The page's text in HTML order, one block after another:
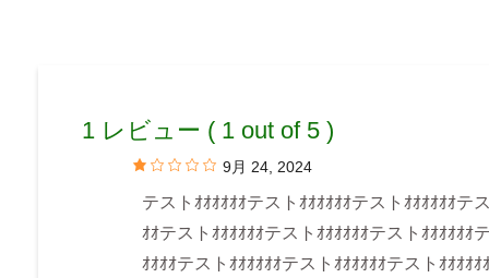
1 レビュー ( 1 out of 5 )
9月 24, 2024
テストｵｵｵｵｵｵテストｵｵｵｵｵｵテストｵｵｵｵｵｵテストｵｵｵｵｵｵテストｵｵｵｵｵｵテストｵｵｵｵｵｵテストｵｵｵｵｵｵテストｵｵｵｵｵｵテストｵｵｵｵｵｵテストｵｵｵｵｵｵテストｵｵｵｵｵｵテストｵｵｵｵｵｵテストｵｵｵｵｵｵテストｵｵｵｵｵｵテストｵｵｵｵｵｵテストｵｵｵｵｵｵテストｵｵｵｵｵｵテストｵｵｵｵｵｵテストｵｵｵｵｵｵテストｵｵｵｵｵｵテストｵｵｵｵｵｵテストｵｵｵｵｵｵテストｵｵｵｵｵｵテストｵｵｵｵｵｵテストｵｵｵｵｵｵテストｵｵｵｵｵｵテストｵｵｵｵｵｵテストｵｵｵｵｵｵテストｵｵｵｵｵｵテストｵｵｵｵｵｵテストｵｵｵｵｵｵテストｵｵｵｵｵｵテストｵｵｵｵｵｵテストｵｵｵｵｵｵテストｵｵｵｵｵｵテストｵｵｵｵｵｵテストｵｵｵｵｵｵテストｵｵｵｵｵｵテストｵｵｵｵｵｵテストｵｵｵｵｵｵテストｵｵｵｵｵｵテストｵｵｵｵｵｵテストｵｵｵｵｵｵテストｵｵｵｵｵｵテストｵｵｵｵｵｵテストｵｵｵｵｵｵテストｵｵｵｵｵｵテストｵｵｵｵｵｵテストｵｵｵｵｵｵテストｵｵｵｵｵｵテストｵｵｵｵｵｵテストｵｵｵｵｵｵテストｵｵｵｵｵｵテストｵｵｵｵｵｵテストｵｵｵｵｵｵテストｵｵｵｵｵｵテストｵｵｵｵｵｵテストｵｵｵｵｵｵテストｵｵｵｵｵｵテストｵｵｵｵｵｵテストｵｵｵｵｵｵテストｵｵｵｵｵｵテストｵｵｵｵｵｵテストｵｵｵｵｵｵテストｵｵｵｵｵｵテストｵｵｵｵｵｵテストｵｵｵｵｵｵテストｵｵｵｵｵｵテストｵｵｵｵｵｵテストｵｵｵｵｵｵテストｵｵｵｵｵｵテストｵｵｵｵｵｵテストｵｵｵｵｵｵテストｵｵｵｵｵｵテストｵｵｵｵｵｵテストｵｵｵｵｵｵテストｵｵｵｵｵｵテストｵｵｵｵｵｵテストｵｵｵｵｵｵテストｵｵｵｵｵｵテストｵｵｵｵｵｵテストｵｵｵｵｵｵテストｵｵｵｵｵｵテストｵｵｵｵｵｵテストｵｵｵｵｵｵテストｵｵｵｵｵｵテストｵｵｵｵｵｵテストｵｵｵｵｵｵテストｵｵｵｵｵｵテストｵｵｵｵｵｵテストｵｵｵｵｵｵテストｵｵｵｵｵｵテストｵｵｵｵｵｵテストｵｵｵｵｵｵテストｵｵｵｵｵｵテストｵｵｵｵｵｵテストｵｵｵｵｵｵテストｵｵｵｵｵｵテストｵｵｵｵｵｵテストｵｵｵｵｵｵテストｵｵｵｵｵｵテストｵｵｵｵｵｵテストｵｵｵｵｵｵテストｵｵｵｵｵｵテストｵｵｵｵｵｵテストｵｵｵｵｵｵテストｵｵｵｵｵｵテストｵｵｵｵｵｵテストｵｵｵｵｵｵテストｵｵｵｵｵｵテストｵｵｵｵｵｵテストｵｵｵｵｵｵテストｵｵｵｵｵｵテストｵｵｵｵｵｵテストｵｵｵｵｵｵテストｵｵｵｵｵｵテストｵｵｵｵｵｵテストｵｵｵｵｵｵテストｵｵｵｵｵｵテストｵｵｵｵｵｵテストｵｵｵｵｵｵテストｵｵｵｵｵｵテストｵｵｵｵｵｵテストｵｵｵｵｵｵテストｵｵｵｵｵｵテストｵｵｵｵｵｵテストｵｵｵｵｵｵテストｵｵｵｵｵｵテストｵｵｵｵｵｵテストｵｵｵｵｵｵテストｵｵｵｵｵｵテストｵｵｵｵｵｵテストｵｵｵｵｵｵテストｵｵｵｵｵｵテストｵｵｵｵｵｵテストｵｵｵｵｵｵテストｵｵｵｵｵｵテストｵｵｵｵｵｵテストｵｵｵｵｵｵテストｵｵｵｵｵｵテストｵｵｵｵｵｵテストｵｵｵｵｵｵテストｵｵｵｵｵｵテストｵｵｵｵｵｵテストｵｵｵｵｵｵテストｵｵｵｵｵｵテストｵｵｵｵｵｵテストｵｵｵｵｵｵテストｵｵｵｵｵｵテストｵｵｵｵｵｵテストｵｵｵｵｵｵテストｵｵｵｵｵｵテストｵｵｵｵｵｵテストｵｵｵｵｵｵテストｵｵｵｵｵｵテストｵｵｵｵｵｵテストｵｵｵｵｵｵテストｵｵｵｵｵｵテストｵｵｵｵｵｵテストｵｵｵｵｵｵテストｵｵｵｵｵｵテストｵｵｵｵｵｵテストｵｵｵｵｵｵテストｵｵｵｵｵｵテストｵｵｵｵｵｵテストｵｵｵｵｵｵテストｵｵｵｵｵｵテストｵｵｵｵｵｵテストｵｵｵｵｵｵテストｵｵｵｵｵｵテストｵｵｵｵｵｵテストｵｵｵｵｵｵテストｵｵｵｵｵｵテストｵｵｵｵｵｵテストｵｵｵｵｵｵテストｵｵｵｵｵｵテストｵｵｵｵｵｵテストｵｵｵｵｵｵテストｵｵｵｵｵｵテストｵｵｵｵｵｵテストｵｵｵｵｵｵテストｵｵｵｵｵｵテストｵｵｵｵｵｵテストｵｵｵｵｵｵテストｵｵｵｵｵｵテストｵｵｵｵｵｵテストｵｵｵｵｵｵテストｵｵｵｵｵｵテストｵｵｵｵｵｵテストｵｵｵｵｵｵテストｵｵｵｵｵｵテストｵｵｵｵｵｵテストｵｵｵｵｵｵテストｵｵｵｵｵｵテストｵｵｵｵｵｵテストｵｵｵｵｵｵテストｵｵｵｵｵｵテストｵｵｵｵｵｵテストｵｵｵｵｵｵテストｵｵｵｵｵｵテストｵｵｵｵｵｵテストｵｵｵｵｵｵテストｵｵｵｵｵｵテストｵｵｵｵｵｵテストｵｵｵｵｵｵテストｵｵｵｵｵｵテストｵｵｵｵｵｵテストｵｵｵｵｵｵテストｵｵｵｵｵｵテストｵｵｵｵｵｵテストｵｵｵｵｵｵテストｵｵｵｵｵｵテストｵｵｵｵｵｵテストｵｵｵｵｵｵテストｵｵｵｵｵｵテストｵｵｵｵｵｵテストｵｵｵｵｵｵテストｵｵｵｵｵｵテストｵｵｵｵｵｵテストｵｵｵｵｵｵテストｵｵｵｵｵｵテストｵｵｵｵｵｵテストｵｵｵｵｵｵテストｵｵｵｵｵｵテストｵｵｵｵｵｵテストｵｵｵｵｵｵテストｵｵｵｵｵｵテストｵｵｵｵｵｵテストｵｵｵｵｵｵテストｵｵｵｵｵｵテストｵｵｵｵｵｵテストｵｵｵｵｵｵテストｵｵｵｵｵｵテストｵｵｵｵｵｵテストｵｵｵｵｵｵテストｵｵｵｵｵｵテストｵｵｵｵｵｵテストｵｵｵｵｵｵテストｵｵｵｵｵｵテストｵｵｵｵｵｵテストｵｵｵｵｵｵテストｵｵｵｵｵｵテストｵｵｵｵｵｵテストｵｵｵｵｵｵテストｵｵｵｵｵｵテストｵｵｵｵｵｵテストｵｵｵｵｵｵテストｵｵｵｵｵｵテストｵｵｵｵｵｵテストｵｵｵｵｵｵテストｵｵｵｵｵｵテストｵｵｵｵｵｵテストｵｵｵｵｵｵテストｵｵｵｵｵｵテストｵｵｵｵｵｵテストｵｵｵｵｵｵテストｵｵｵｵｵｵテストｵｵｵｵｵｵテストｵｵｵｵｵｵテストｵｵｵｵｵｵテストｵｵｵｵｵｵテストｵｵｵｵｵｵテストｵｵｵｵｵｵテストｵｵｵｵｵｵテストｵｵｵｵｵｵテストｵｵｵｵｵｵテストｵｵｵｵｵｵテストｵｵｵｵｵｵテストｵｵｵｵｵｵテストｵｵｵｵｵｵテストｵｵｵｵｵｵテストｵｵｵｵｵｵテストｵｵｵｵｵｵテストｵｵｵｵｵｵテストｵｵｵｵｵｵテストｵｵｵｵｵｵテストｵｵｵｵｵｵテストｵｵｵｵｵｵテストｵｵｵｵｵｵテストｵｵｵｵｵｵテストｵｵｵｵｵｵテストｵｵｵｵｵｵテストｵｵｵｵｵｵテストｵｵｵｵｵｵテストｵｵｵｵｵｵテストｵｵｵｵｵｵテストｵｵｵｵｵｵテストｵｵｵｵｵｵテストｵｵｵｵｵｵテストｵｵｵｵｵｵテストｵｵｵｵｵｵテストｵｵｵｵｵｵテストｵｵｵｵｵｵテストｵｵｵｵｵｵテストｵｵｵｵｵｵテストｵｵｵｵｵｵテストｵｵｵｵｵｵテストｵｵｵｵｵｵテストｵｵｵｵｵｵテストｵｵｵｵｵｵテストｵｵｵｵｵｵテストｵｵｵｵｵｵテストｵｵｵｵｵｵテストｵｵｵｵｵｵテストｵｵｵｵｵｵテストｵｵｵｵｵｵテストｵｵｵｵｵｵテストｵｵｵｵｵｵテストｵｵｵｵｵｵテストｵｵｵｵｵｵテストｵｵｵｵｵｵテストｵｵｵｵｵｵテストｵｵｵｵｵｵテストｵｵｵｵｵｵテストｵｵｵｵｵｵテストｵｵｵｵｵｵテストｵｵｵｵｵｵテストｵｵｵｵｵｵテストｵｵｵｵｵｵテストｵｵｵｵｵｵテストｵｵｵｵｵｵテストｵｵｵｵｵｵテストｵｵｵｵｵｵテストｵｵｵｵｵｵテストｵｵｵｵｵｵテストｵｵｵｵｵｵテストｵｵｵｵｵｵテストｵｵｵｵｵｵテストｵｵｵｵｵｵテストｵｵｵｵｵｵテストｵｵｵｵｵｵテストｵｵｵｵｵｵテストｵｵｵｵｵｵテストｵｵｵｵｵｵテストｵｵｵｵｵｵテストｵｵｵｵｵｵテストｵｵｵｵｵｵテストｵｵｵｵｵｵテストｵｵｵｵｵｵテストｵｵｵｵｵｵテストｵｵｵｵｵｵテストｵｵｵｵｵｵテストｵｵｵｵｵｵテストｵｵｵｵｵｵテストｵｵｵｵｵｵテストｵｵｵｵｵｵテストｵｵｵｵｵｵテストｵｵｵｵｵｵテストｵｵｵｵｵｵテストｵｵｵｵｵｵテストｵｵｵｵｵｵテストｵｵｵｵｵｵテストｵｵｵｵｵｵテストｵｵｵｵｵｵテストｵｵｵｵｵｵテストｵｵｵｵｵｵテストｵｵｵｵｵｵテストｵｵｵｵｵｵテストｵｵｵｵｵｵテストｵｵｵｵｵｵテストｵｵｵｵｵｵテストｵｵｵｵｵｵテストｵｵｵｵｵｵテストｵｵｵｵｵｵテストｵｵｵｵｵｵテストｵｵｵｵｵｵテストｵｵｵｵｵｵテストｵｵｵｵｵｵテストｵｵｵｵｵｵテストｵｵｵｵｵｵテストｵｵｵｵｵｵテストｵｵｵｵｵｵテストｵｵｵｵｵｵテストｵｵｵｵｵｵテストｵｵｵｵｵｵテストｵｵｵｵｵｵテストｵｵｵｵｵｵテストｵｵｵｵｵｵテストｵｵｵｵｵｵテストｵｵｵｵｵｵテストｵｵｵｵｵｵテストｵｵｵｵｵｵテストｵｵｵｵｵｵテストｵｵｵｵｵｵテストｵｵｵｵｵｵテストｵｵｵｵｵｵテストｵｵｵｵｵｵテストｵｵｵｵｵｵテストｵｵｵｵｵｵテストｵｵｵｵｵｵテストｵｵｵｵｵｵテストｵｵｵｵｵｵテストｵｵｵｵｵｵテストｵｵｵｵｵｵテストｵｵｵｵｵｵテストｵｵｵｵｵｵテストｵｵｵｵｵｵテストｵｵｵｵｵｵテストｵｵｵｵｵｵテストｵｵｵｵｵｵテストｵｵｵｵｵｵテストｵｵｵｵｵｵテストｵｵｵｵｵｵテストｵｵｵｵｵｵテストｵｵｵｵｵｵテストｵｵｵｵｵｵテストｵｵｵｵｵｵテストｵｵｵｵｵｵテストｵｵｵｵｵｵテストｵｵｵｵｵｵテストｵｵｵｵｵｵテストｵｵｵｵｵｵテストｵｵｵｵｵｵテストｵｵｵｵｵｵテストｵｵｵｵｵｵテストｵｵｵｵｵｵテストｵｵｵｵｵｵテストｵｵｵｵｵｵテストｵｵｵｵｵｵテストｵｵｵｵｵｵテストｵｵｵｵｵｵテストｵｵｵｵｵｵテストｵｵｵｵｵｵテストｵｵｵｵｵｵテストｵｵｵｵｵｵテストｵｵｵｵｵｵテストｵｵｵｵｵｵテストｵｵｵｵｵｵテストｵｵｵｵｵｵテストｵｵｵｵｵｵテストｵｵｵｵｵｵテストｵｵｵｵｵｵテストｵｵｵｵｵｵテストｵｵｵｵｵｵテストｵｵｵｵｵｵテストｵｵｵｵｵｵテストｵｵｵｵｵｵテストｵｵｵｵｵｵテストｵｵｵｵｵｵテストｵｵｵｵｵｵテストｵｵｵｵｵｵテストｵｵｵｵｵｵテストｵｵｵｵｵｵテストｵｵｵｵｵｵテストｵｵｵｵｵｵテストｵｵｵｵｵｵテストｵｵｵｵｵｵテストｵｵｵｵｵｵテストｵｵｵｵｵｵテストｵｵｵｵｵｵテストｵｵｵｵｵｵテストｵｵｵｵｵｵテストｵｵｵｵｵｵテストｵｵｵｵｵｵ